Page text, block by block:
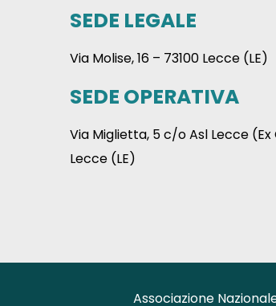
SEDE LEGALE
Via Molise, 16 – 73100 Lecce (LE)
SEDE OPERATIVA
Via Miglietta, 5 c/o Asl Lecce (Ex
Lecce (LE)
Associazione